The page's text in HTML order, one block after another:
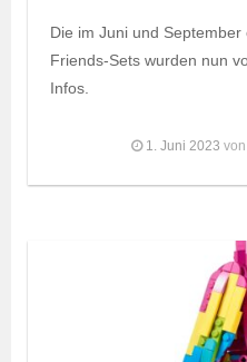
Die im Juni und
Friends-Sets wurden nun
Infos.
1. Juni 2023 von